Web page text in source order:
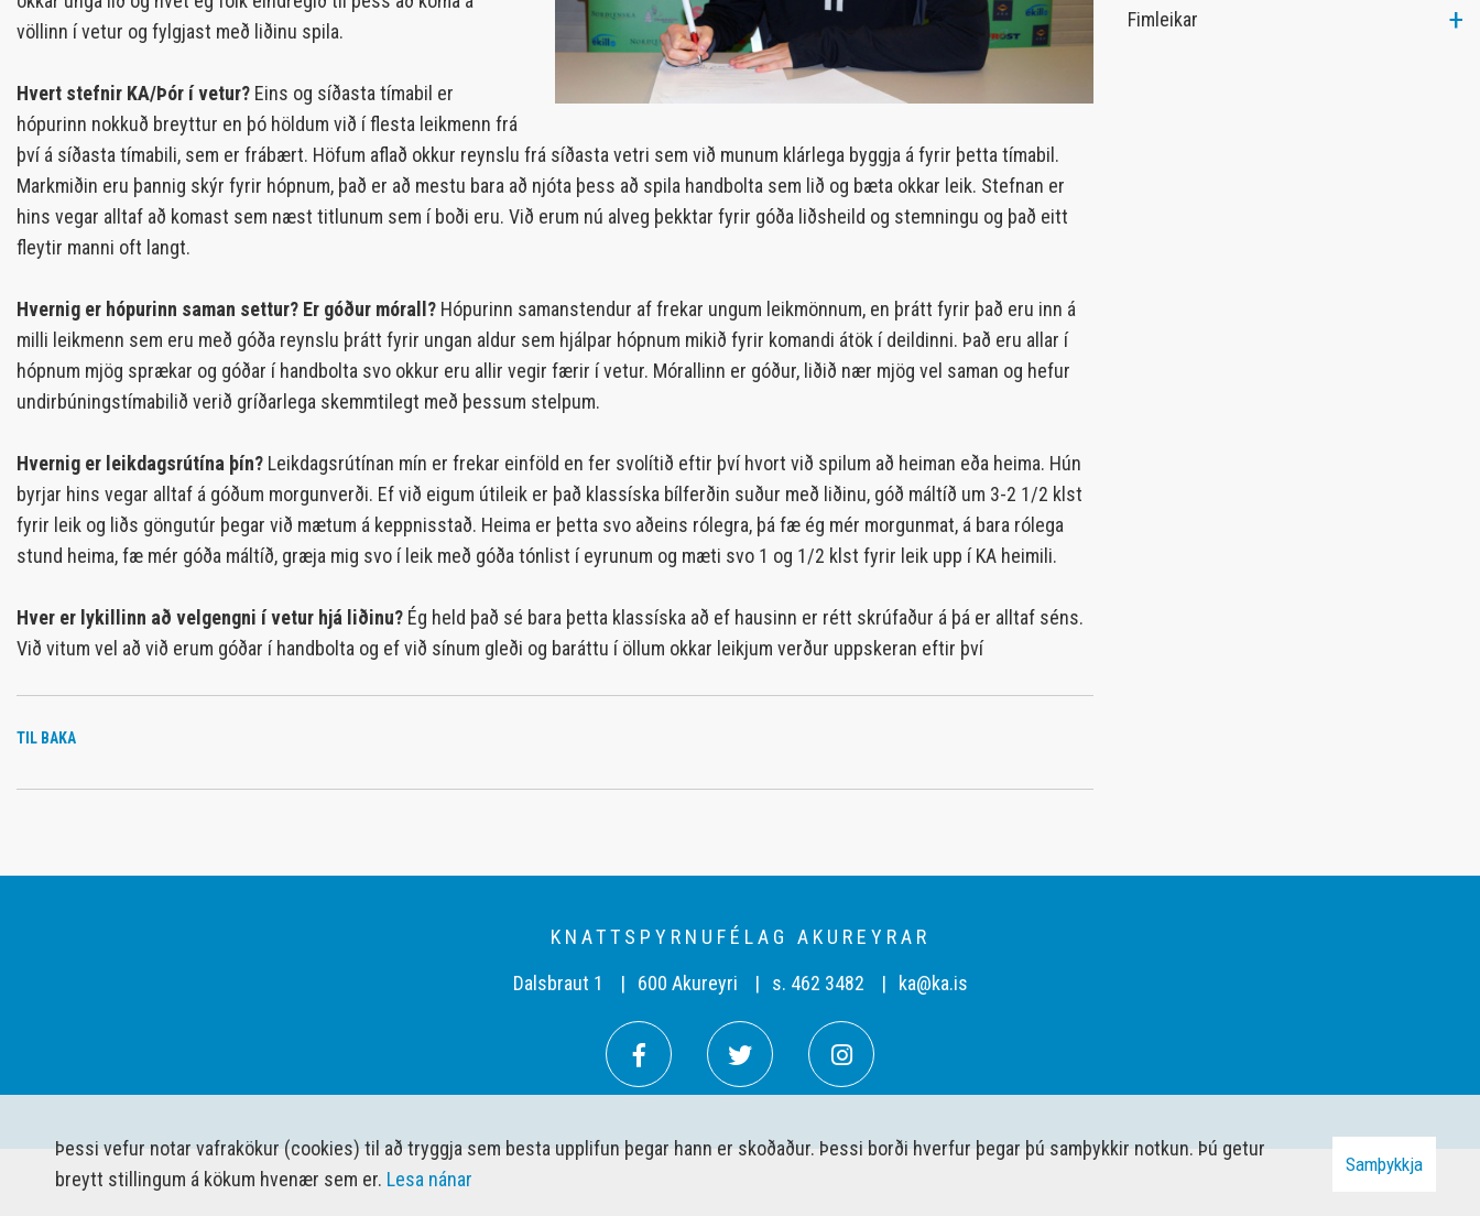
völlinn í vetur og fylgjast með liðinu spila.
Hvert stefnir KA/Þór í vetur? Eins og síðasta tímabil er
hópurinn nokkuð breyttur en þó höldum við í flesta leikmenn frá
því á síðasta tímabili, sem er frábært. Höfum aflað okkur reynslu frá síðasta vetri sem við munum klárlega byggja á fyrir þetta tímabil.
Markmiðin eru þannig skýr fyrir hópnum, það er að mestu bara að njóta þess að spila handbolta sem lið og bæta okkar leik. Stefnan er
hins vegar alltaf að komast sem næst titlunum sem í boði eru. Við erum nú alveg þekktar fyrir góða liðsheild og stemningu og það eitt
fleytir manni oft langt.
Hvernig er hópurinn saman settur? Er góður mórall? Hópurinn samanstendur af frekar ungum leikmönnum, en þrátt fyrir það eru inn á
milli leikmenn sem eru með góða reynslu þrátt fyrir ungan aldur sem hjálpar hópnum mikið fyrir komandi átök í deildinni. Það eru allar í
hópnum mjög sprækar og góðar í handbolta svo okkur eru allir vegir færir í vetur. Mórallinn er góður, liðið nær mjög vel saman og hefur
undirbúningstímabilið verið gríðarlega skemmtilegt með þessum stelpum.
Hvernig er leikdagsrútína þín? Leikdagsrútínan mín er frekar einföld en fer svolítið eftir því hvort við spilum að heiman eða heima. Hún
byrjar hins vegar alltaf á góðum morgunverði. Ef við eigum útileik er það klassíska bílferðin suður með liðinu, góð máltíð um 3-2 1/2 klst
fyrir leik og liðs göngutúr þegar við mætum á keppnisstað. Heima er þetta svo aðeins rólegra, þá fæ ég mér morgunmat, á bara rólega
stund heima, fæ mér góða máltíð, græja mig svo í leik með góða tónlist í eyrunum og mæti svo 1 og 1/2 klst fyrir leik upp í KA heimili.
Hver er lykillinn að velgengni í vetur hjá liðinu? Ég held það sé bara þetta klassíska að ef hausinn er rétt skrúfaður á þá er alltaf séns.
Við vitum vel að við erum góðar í handbolta og ef við sínum gleði og baráttu í öllum okkar leikjum verður uppskeran eftir því
TIL BAKA
Fimleikar
KNATTSPYRNUFÉLAG AKUREYRAR
Dalsbraut 1
600 Akureyri s. 462 3482 ka@ka.is
Þessi vefur notar vafrakökur (cookies) til að tryggja sem besta upplifun þegar hann er skoðaður. Þessi borði hverfur þegar þú samþykkir notkun. Þú getur
breytt stillingum á kökum hvenær sem er. Lesa nánar
Samþykkja